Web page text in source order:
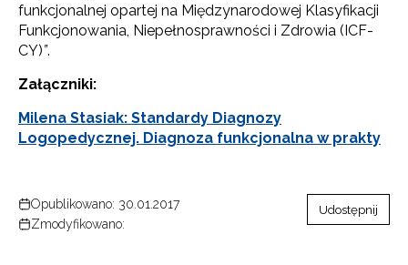
funkcjonalnej opartej na Międzynarodowej Klasyfikacji
Funkcjonowania, Niepełnosprawności i Zdrowia (ICF-
CY)”.
Załączniki:
Milena Stasiak: Standardy Diagnozy
Logopedycznej. Diagnoza funkcjonalna w prakty
Opublikowano: 30.01.2017
Zmodyfikowano:
Udostępnij